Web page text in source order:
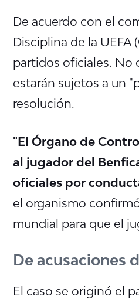
De acuerdo con el
Disciplina de la UEFA
partidos oficiales. No
estarán sujetos a un
resolución.
"El Órgano de
al jugador del
oficiales por
el organismo
mundial para que el
De acusaciones
El caso se originó el